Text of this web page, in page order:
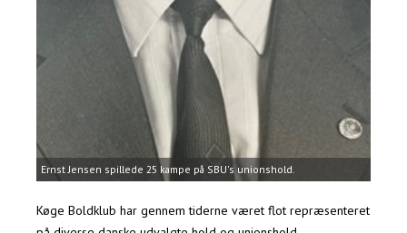
Ernst Jensen spillede 25 kampe på SBU's unionshold.
Køge Boldklub har gennem tiderne været flot repræsenteret